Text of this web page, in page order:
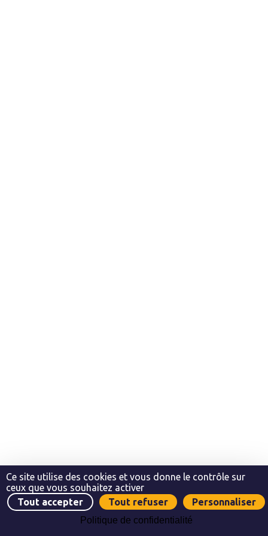
Ce site utilise des cookies et vous donne le contrôle sur
ceux que vous souhaitez activer
Tout accepter
Tout refuser Personnaliser
Politique de confidentialité